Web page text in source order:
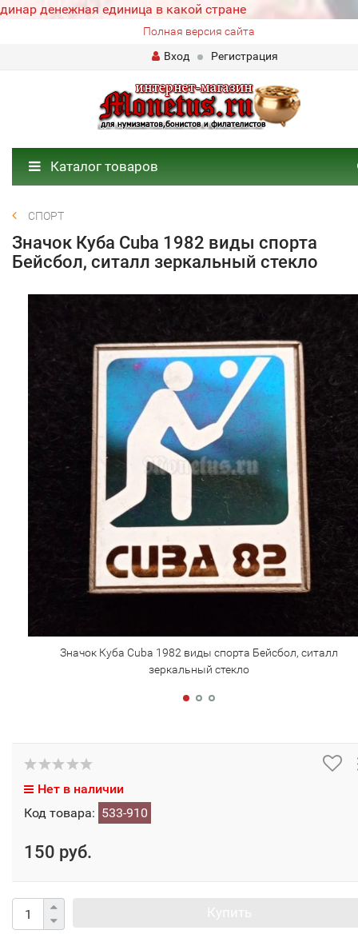
динар денежная единица в какой стране
Полная версия сайта
Вход
Регистрация
Каталог товаров
СПОРТ
Значок Куба Cuba 1982 виды спорта
Бейсбол, ситалл зеркальный стекло
Значок Куба Cuba 1982 виды спорта Бейсбол, ситалл
зеркальный стекло
Нет в наличии
Код товара: 533-910
150 руб.